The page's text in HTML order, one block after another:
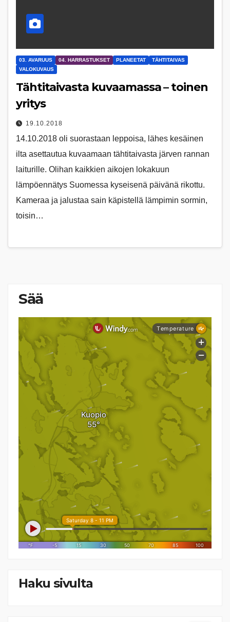
03. AVARUUS 04. HARRASTUKSET PLANEETAT
TÄHTITAIVAS
VALOKUVAUS
Tähtitaivasta kuvaamassa – toinen
yritys
19.10.2018
14.10.2018 oli suorastaan leppoisa, lähes kesäinen
ilta asettautua kuvaamaan tähtitaivasta järven rannan
laiturille. Olihan kaikkien aikojen lokakuun
lämpöennätys Suomessa kyseisenä päivänä rikottu.
Kameraa ja jalustaa sain käpistellä lämpimin sormin,
toisin…
Sää
Haku sivulta